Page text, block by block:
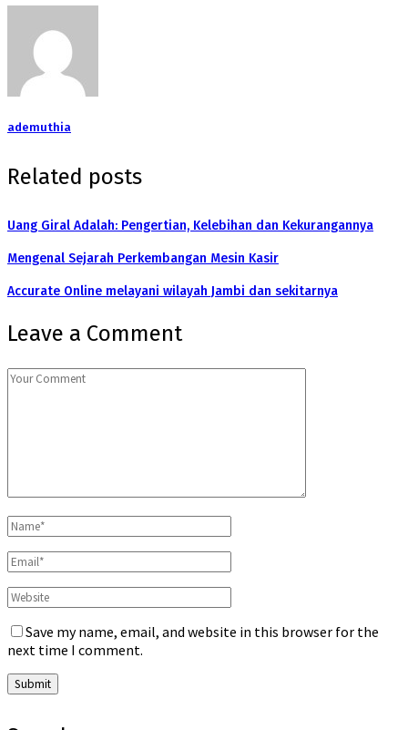
ademuthia
Related posts
Uang Giral Adalah: Pengertian, Kelebihan dan Kekurangannya
Mengenal Sejarah Perkembangan Mesin Kasir
Accurate Online melayani wilayah Jambi dan sekitarnya
Leave a Comment
Save my name, email, and website in this browser for the
next time I comment.